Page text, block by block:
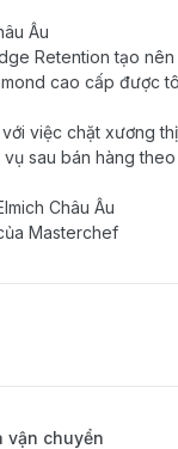
Âu
Retention tạo
cao cấp được
việc chặt xương
sau bán hàng
Châu Âu
Masterchef
vận chuyển